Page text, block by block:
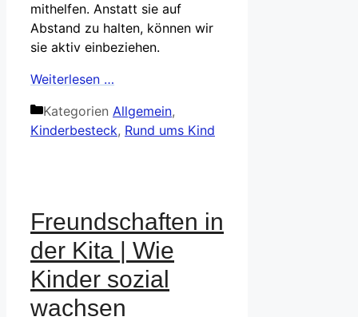
mithelfen. Anstatt sie auf
Abstand zu halten, können wir
sie aktiv einbeziehen.
Weiterlesen …
Kategorien Allgemein,
Kinderbesteck, Rund ums Kind
Freundschaften in
der Kita | Wie
Kinder sozial
wachsen